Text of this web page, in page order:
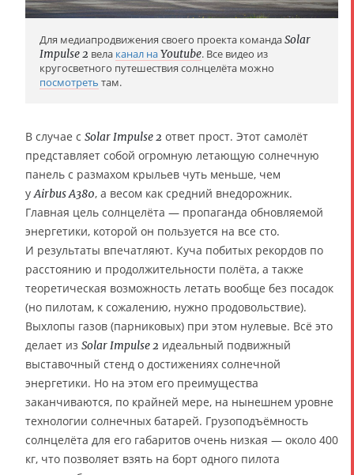
Для медиапродвижения своего проекта командаSolar
Impulse 2 вела канал наYoutube. Все видео из
кругосветного путешествия солнцелёта можно
посмотреть там.
В случае с Solar Impulse 2 ответ прост. Этот самолёт
представляет собой огромную летающую солнечную
панель с размахом крыльев чуть меньше, чем
у Airbus A380, а весом как средний внедорожник.
Главная цель солнцелёта — пропаганда обновляемой
энергетики, которой он пользуется на все сто.
И результаты впечатляют. Куча побитых рекордов по
расстоянию и продолжительности полёта, а также
теоретическая возможность летать вообще без посадок
(но пилотам, к сожалению, нужно продовольствие).
Выхлопы газов (парниковых) при этом нулевые. Всё это
делает из Solar Impulse 2 идеальный подвижный
выставочный стенд о достижениях солнечной
энергетики. Но на этом его преимущества
заканчиваются, по крайней мере, на нынешнем уровне
технологии солнечных батарей. Грузоподъёмность
солнцелёта для его габаритов очень низкая — около 400
кг, что позволяет взять на борт одного пилота